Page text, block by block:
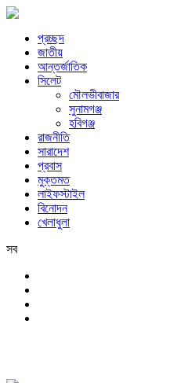
প্রচ্ছদ
জাতীয়
আন্তর্জাতিক
সিলেট
মৌলভীবাজার
সুনামগঞ্জ
হবিগঞ্জ
রাজনীতি
সারাদেশ
প্রবাস
মুক্তমত
লাইফস্টাইল
বিনোদন
খেলাধুলা
সব